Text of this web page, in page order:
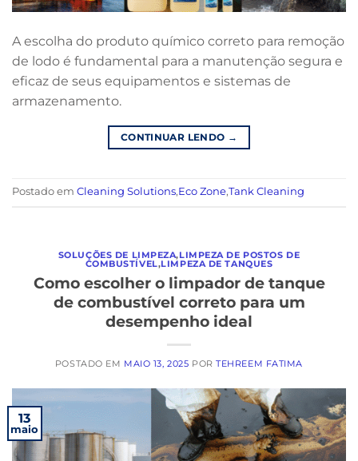
A escolha do produto químico correto para remoção
de lodo é fundamental para a manutenção segura e
eficaz de seus equipamentos e sistemas de
armazenamento.
CONTINUAR LENDO →
Postado em Cleaning Solutions,Eco Zone,Tank Cleaning
SOLUÇÕES DE LIMPEZA,LIMPEZA DE POSTOS DE
COMBUSTÍVEL,LIMPEZA DE TANQUES
Como escolher o limpador de tanque
de combustível correto para um
desempenho ideal
POSTADO EM MAIO 13, 2025 PORTEHREEM FATIMA
13
maio